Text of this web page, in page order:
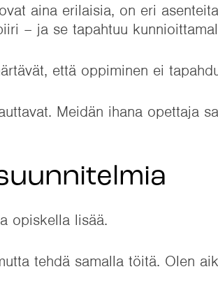
aina erilaisia, on eri
– ja se tapahtuu
että oppiminen ei
Meidän ihana opettaja
opiskella lisää.
tehdä samalla töitä. Olen